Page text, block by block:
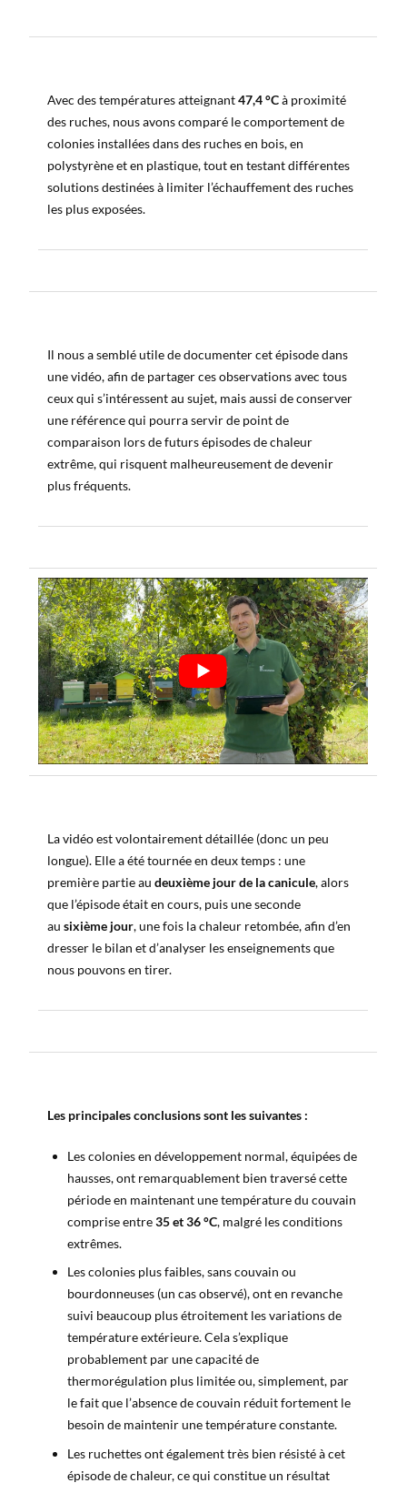
Avec des températures atteignant47,4 °Cà proximité
des ruches, nous avons comparé le comportement de
colonies installées dans des ruches en bois, en
polystyrène et en plastique, tout en testant différentes
solutions destinées à limiter l’échauffement des ruches
les plus exposées.
Il nous a semblé utile de documenter cet épisode dans
une vidéo, afin de partager ces observations avec tous
ceux qui s’intéressent au sujet, mais aussi de conserver
une référence qui pourra servir de point de
comparaison lors de futurs épisodes de chaleur
extrême, qui risquent malheureusement de devenir
plus fréquents.
La vidéo est volontairement détaillée (donc un peu
longue). Elle a été tournée en deux temps : une
première partie audeuxième jour de la canicule, alors
que l’épisode était en cours, puis une seconde
ausixième jour, une fois la chaleur retombée, afin d’en
dresser le bilan et d’analyser les enseignements que
nous pouvons en tirer.
Les principales conclusions sont les suivantes :
Les colonies en développement normal, équipées de
hausses, ont remarquablement bien traversé cette
période en maintenant une température du couvain
comprise entre35 et 36 °C, malgré les conditions
extrêmes.
Les colonies plus faibles, sans couvain ou
bourdonneuses (un cas observé), ont en revanche
suivi beaucoup plus étroitement les variations de
température extérieure. Cela s’explique
probablement par une capacité de
thermorégulation plus limitée ou, simplement, par
le fait que l’absence de couvain réduit fortement le
besoin de maintenir une température constante.
Les ruchettes ont également très bien résisté à cet
épisode de chaleur, ce qui constitue un résultat